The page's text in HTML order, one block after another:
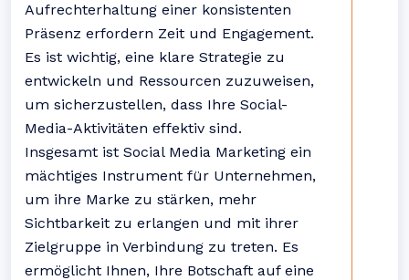
Aufrechterhaltung einer konsistenten
Präsenz erfordern Zeit und Engagement.
Es ist wichtig, eine klare Strategie zu
entwickeln und Ressourcen zuzuweisen,
um sicherzustellen, dass Ihre Social-
Media-Aktivitäten effektiv sind.
Insgesamt ist Social Media Marketing ein
mächtiges Instrument für Unternehmen,
um ihre Marke zu stärken, mehr
Sichtbarkeit zu erlangen und mit ihrer
Zielgruppe in Verbindung zu treten. Es
ermöglicht Ihnen, Ihre Botschaft auf eine